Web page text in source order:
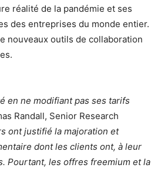
réalité de la pandémie et ses
des entreprises du monde entier.
nouveaux outils de collaboration
en ne modifiant pas ses tarifs
Randall, Senior Research
ont justifié la majoration et
dont les clients ont, à leur
Pourtant, les offres freemium et la